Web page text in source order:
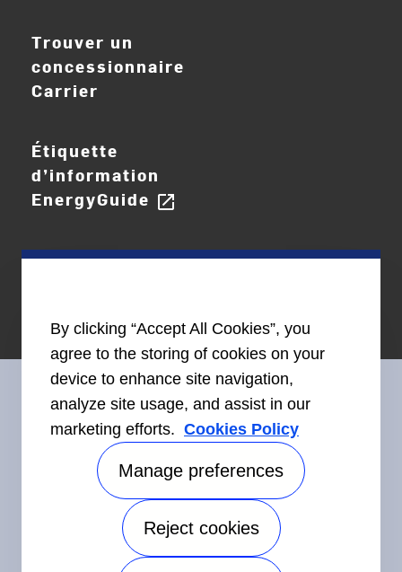
Trouver un
concessionnaire
Carrier
Étiquette
d’information
EnergyGuide open_in_new
Restez en contact avec nous
©2026 Carrier. Tous droits réservés. Accessibilité
By clicking “Accept All Cookies”, you
agree to the storing of cookies on your
device to enhance site navigation,
analyze site usage, and assist in our
marketing efforts. Cookies Policy
Manage preferences
Reject cookies